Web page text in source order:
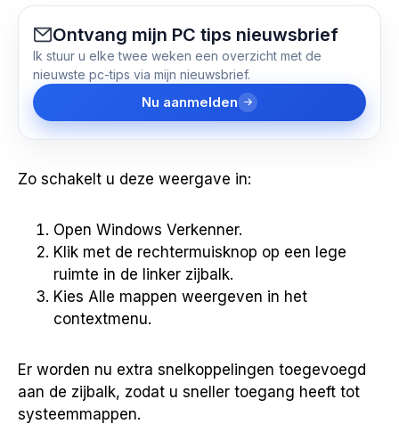
Ontvang mijn PC tips nieuwsbrief
Ik stuur u elke twee weken een overzicht met de
nieuwste pc-tips via mijn nieuwsbrief.
Nu aanmelden
Zo schakelt u deze weergave in:
Open Windows Verkenner.
Klik met de rechtermuisknop op een lege
ruimte in de linker zijbalk.
Kies Alle mappen weergeven in het
contextmenu.
Er worden nu extra snelkoppelingen toegevoegd
aan de zijbalk, zodat u sneller toegang heeft tot
systeemmappen.